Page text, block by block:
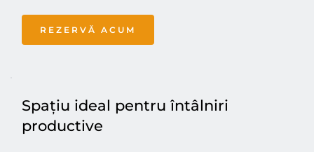
REZERVĂ ACUM
Spațiu ideal pentru întâlniri
productive